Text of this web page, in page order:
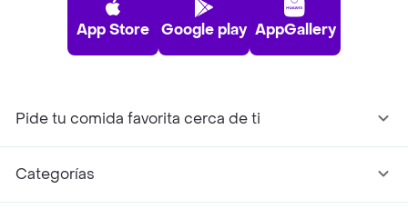
App Store Google play AppGallery
Pide tu comida favorita cerca de ti
Categorías